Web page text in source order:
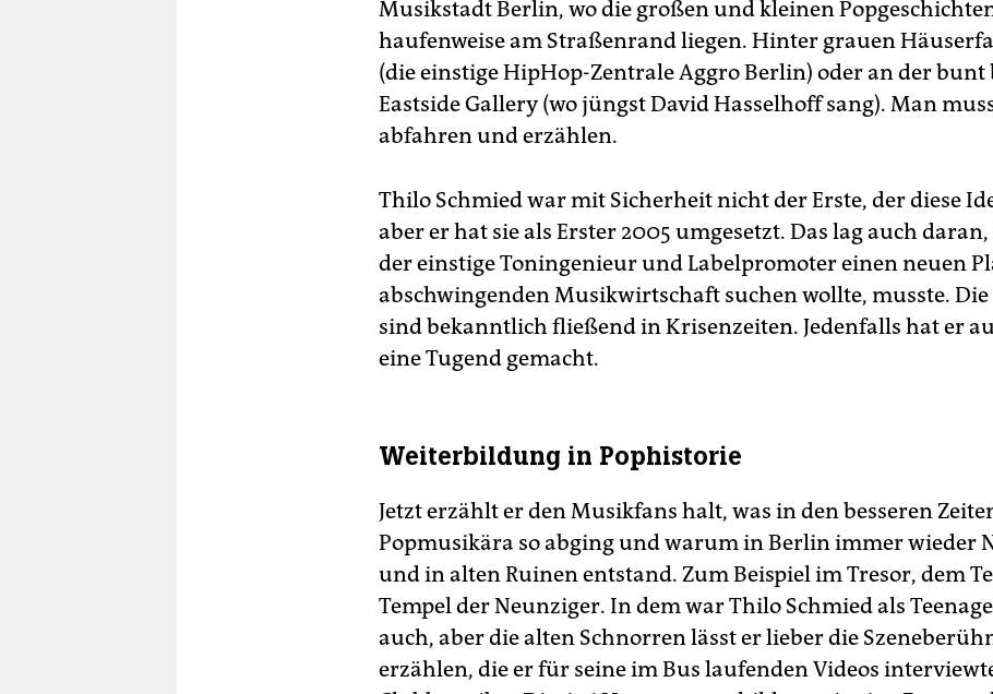
Musikstadt Berlin, wo die großen und kleinen
haufenweise am Straßenrand liegen. Hinter grauen
(die einstige HipHop-Zentrale Aggro Berlin) oder an der bunt
Eastside Gallery (wo jüngst David Hasselhoff sang). Man
abfahren und erzählen.
Thilo Schmied war mit Sicherheit nicht der Erste, der diese
aber er hat sie als Erster 2005 umgesetzt. Das lag auch daran,
der einstige Toningenieur und Labelpromoter einen neuen
abschwingenden Musikwirtschaft suchen wollte, musste. Die
sind bekanntlich fließend in Krisenzeiten. Jedenfalls hat er
eine Tugend gemacht.
Weiterbildung in Pophistorie
Jetzt erzählt er den Musikfans halt, was in den besseren
Popmusikära so abging und warum in Berlin immer wieder
und in alten Ruinen entstand. Zum Beispiel im Tresor, dem
Tempel der Neunziger. In dem war Thilo Schmied als
auch, aber die alten Schnorren lässt er lieber die
erzählen, die er für seine im Bus laufenden Videos